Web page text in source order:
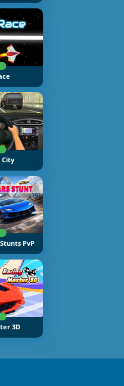
City
PvP
3D